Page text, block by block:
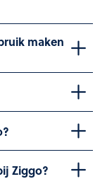
maken
Ziggo?